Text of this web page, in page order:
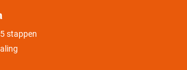
stappen